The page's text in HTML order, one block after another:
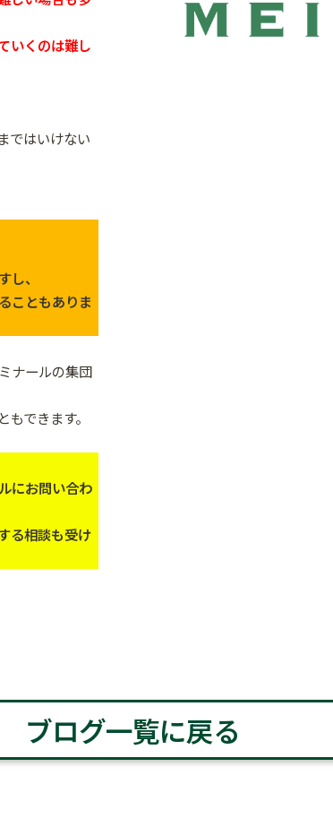
いくのは難し
ではいけない
、
こともありま
ナールの集団
できます。
にお問い合わ
る相談も受け
ブログ一覧に戻る